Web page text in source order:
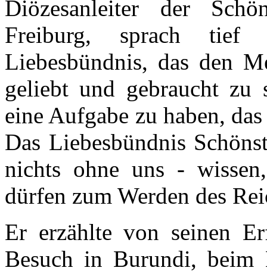
Diözesanleiter der
Freiburg, sprach tief
Liebesbündnis, das den
geliebt und gebraucht zu
eine Aufgabe zu haben,
Das Liebesbündnis
nichts ohne uns -
dürfen zum Werden des
Er erzählte von seinen
Besuch in Burundi,